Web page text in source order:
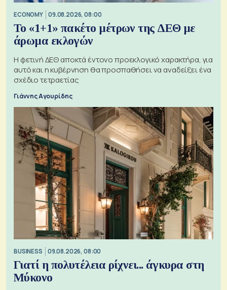
ECONOMY 09.08.2026, 08:00
Το «1+1» πακέτο μέτρων της ΔΕΘ με
άρωμα εκλογών
Η φετινή ΔΕΘ αποκτά έντονο προεκλογικό χαρακτήρα, για
αυτό και η κυβέρνηση θα προσπαθήσει να αναδείξει ένα
σχέδιο τετραετίας
Γιάννης Αγουρίδης
BUSINESS 09.08.2026, 08:00
Γιατί η πολυτέλεια ρίχνει... άγκυρα στη
Μύκονο